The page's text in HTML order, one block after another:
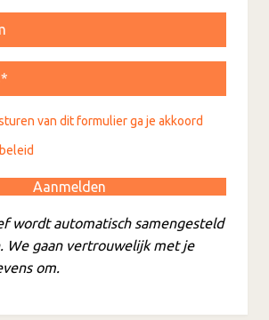
van dit formulier ga je akkoord
wordt automatisch samengesteld
We gaan vertrouwelijk met je
om.